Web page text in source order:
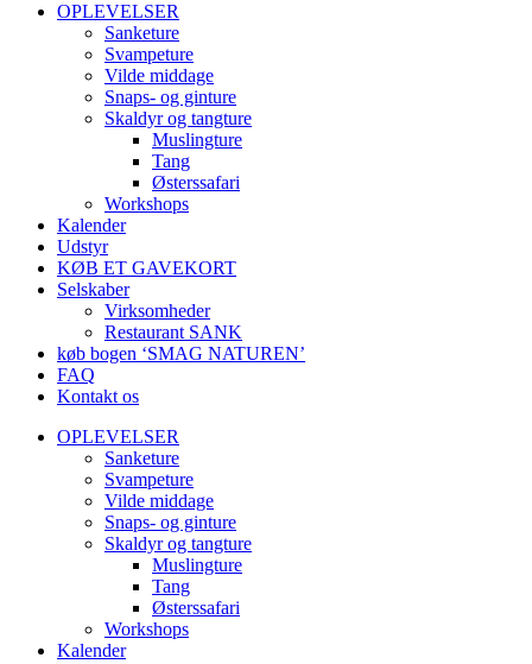
OPLEVELSER
Sanketure
Svampeture
Vilde middage
Snaps- og ginture
Skaldyr og tangture
Muslingture
Tang
Østerssafari
Workshops
Kalender
Udstyr
KØB ET GAVEKORT
Selskaber
Virksomheder
Restaurant SANK
køb bogen ‘SMAG NATUREN’
FAQ
Kontakt os
OPLEVELSER
Sanketure
Svampeture
Vilde middage
Snaps- og ginture
Skaldyr og tangture
Muslingture
Tang
Østerssafari
Workshops
Kalender